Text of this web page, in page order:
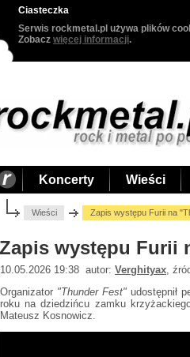
Ciasteczka
Serwis rockmetal.pl używa plików
Zobacz więcej informacji.
Koncerty Wieści
Wieści Zapis występu Furii na
Zapis występu Furii
10.05.2026 19:38 autor: Verghityax ,
Organizator "Thunder Fest"udostępnił
roku na dziedzińcu zamku
Mateusz Kosnowicz.